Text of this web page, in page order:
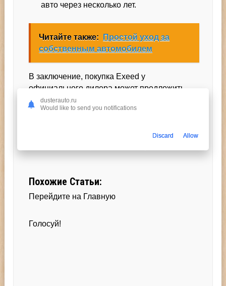
авто через несколько лет.
Читайте также:
Простой уход за
собственным автомобилем
В заключение, покупка Exeed у
официального дилера может предложить
вам множество преимуществ. Однако,
необходимо учитывать возможные
плюсы и минусы перед принятием
Похожие Статьи:
Перейдите на Главную
Голосуй!
dusterauto.ru
Would like to send you notifications
Discard Allow